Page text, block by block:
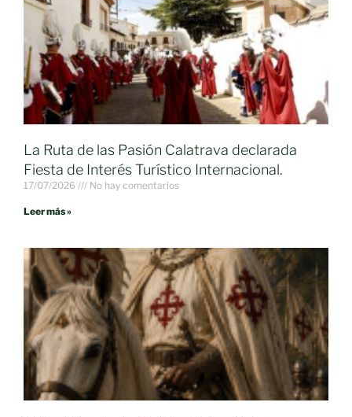
La Ruta de las Pasión Calatrava declarada
Fiesta de Interés Turístico Internacional.
17/07/2026 No hay comentarios
Leer más »